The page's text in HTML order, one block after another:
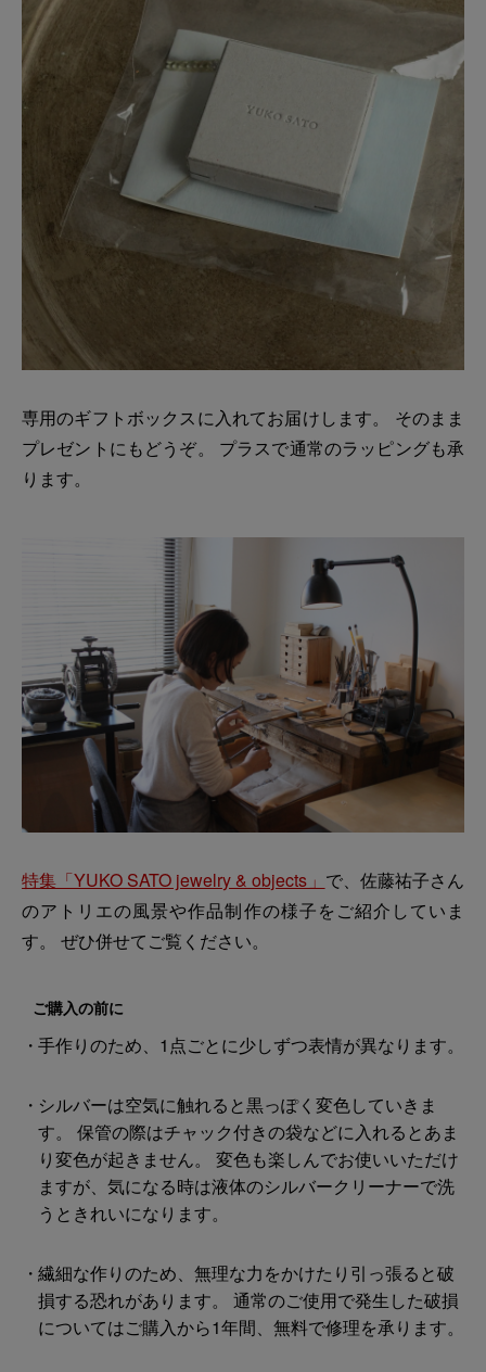
専用のギフトボックスに入れてお届けします。 そのまま
プレゼントにもどうぞ。 プラスで通常のラッピングも承
ります。
特集「YUKO SATO jewelry & objects」 で、佐藤祐子さん
のアトリエの風景や作品制作の様子をご紹介していま
す。 ぜひ併せてご覧ください。
ご購入の前に
手作りのため、1点ごとに少しずつ表情が異なります。
シルバーは空気に触れると黒っぽく変色していきま
す。 保管の際はチャック付きの袋などに入れるとあま
り変色が起きません。 変色も楽しんでお使いいただけ
ますが、気になる時は液体のシルバークリーナーで洗
うときれいになります。
繊細な作りのため、無理な力をかけたり引っ張ると破
損する恐れがあります。 通常のご使用で発生した破損
についてはご購入から1年間、無料で修理を承ります。